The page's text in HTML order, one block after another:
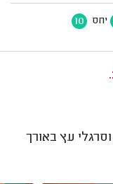
יחס 10
עץ באורך